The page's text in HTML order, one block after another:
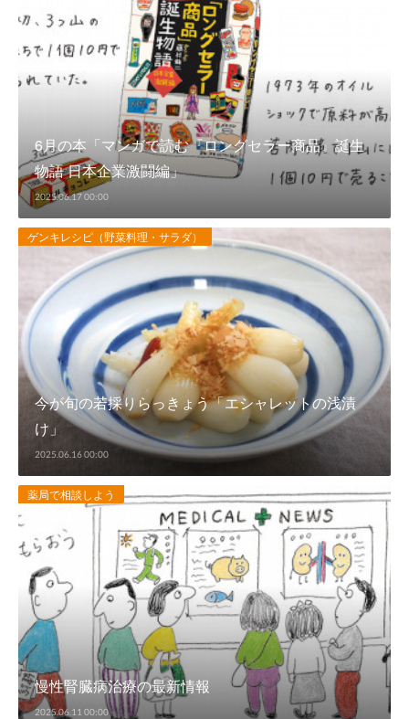
6月の本「マンガで読む『ロングセラー商品』誕生
物語 日本企業激闘編」
2025.06.17 00:00
ゲンキレシピ（野菜料理・サラダ）
今が旬の若採りらっきょう「エシャレットの浅漬
け」
2025.06.16 00:00
薬局で相談しよう
慢性腎臓病治療の最新情報
2025.06.11 00:00